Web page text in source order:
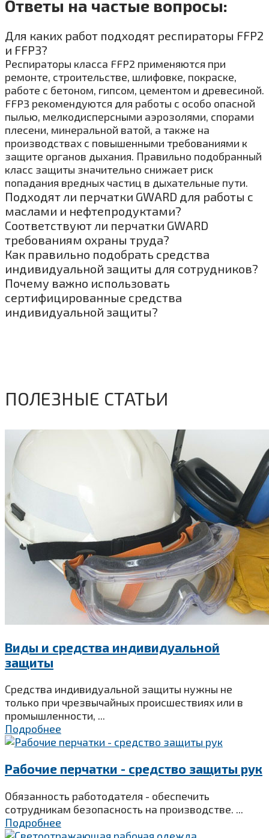
Ответы на частые вопросы:
Для каких работ подходят респираторы FFP2
и FFP3?
Респираторы класса FFP2 применяются при
ремонте, строительстве, шлифовке, покраске,
работе с бетоном, гипсом, цементом и древесиной.
FFP3 рекомендуются для работы с особо опасной
пылью, мелкодисперсными аэрозолями, спорами
плесени, минеральной ватой, а также на
производствах с повышенными требованиями к
защите органов дыхания. Правильно подобранный
класс защиты значительно снижает риск
попадания вредных частиц в дыхательные пути.
Подходят ли перчатки GWARD для работы с
маслами и нефтепродуктами?
Соответствуют ли перчатки GWARD
требованиям охраны труда?
Как правильно подобрать средства
индивидуальной защиты для сотрудников?
Почему важно использовать
сертифицированные средства
индивидуальной защиты?
ПОЛЕЗНЫЕ СТАТЬИ
Виды и средства индивидуальной
защиты
Средства индивидуальной защиты нужны не
только при чрезвычайных происшествиях или в
промышленности, ...
Подробнее
Рабочие перчатки - средство защиты рук
Обязанность работодателя - обеспечить
сотрудникам безопасность на производстве. ...
Подробнее